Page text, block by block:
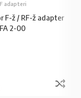
adapteri
F-ž / RF-ž adapter
2-00